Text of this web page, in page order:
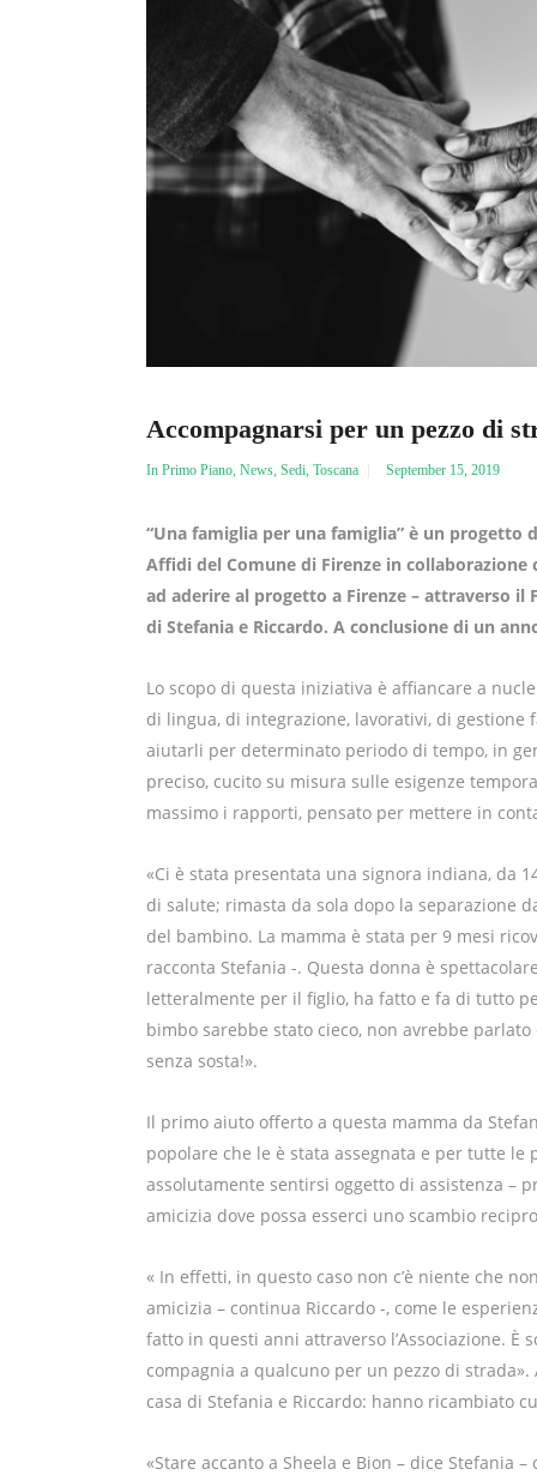
Accompagnarsi per un pezzo di
In Primo Piano, News, Sedi, Toscana September 15, 2019
“Una famiglia per una famiglia” è un
Affidi del Comune di Firenze in
ad aderire al progetto a Firenze – attraverso il
di Stefania e Riccardo. A conclusione di un
Lo scopo di questa iniziativa è affiancare a
di lingua, di integrazione, lavorativi, di gestione
aiutarli per determinato periodo di tempo, in
preciso, cucito su misura sulle esigenze
massimo i rapporti, pensato per mettere in
«Ci è stata presentata una signora indiana, da
di salute; rimasta da sola dopo la separazione
del bambino. La mamma è stata per 9 mesi
racconta Stefania -. Questa donna è
letteralmente per il figlio, ha fatto e fa di tutto
bimbo sarebbe stato cieco, non avrebbe
senza sosta!».
Il primo aiuto offerto a questa mamma da
popolare che le è stata assegnata e per tutte le
assolutamente sentirsi oggetto di assistenza –
amicizia dove possa esserci uno scambio
« In effetti, in questo caso non c’è niente che
amicizia – continua Riccardo -, come le
fatto in questi anni attraverso l’Associazione.
compagnia a qualcuno per un pezzo di
casa di Stefania e Riccardo: hanno ricambiato
«Stare accanto a Sheela e Bion – dice Stefania